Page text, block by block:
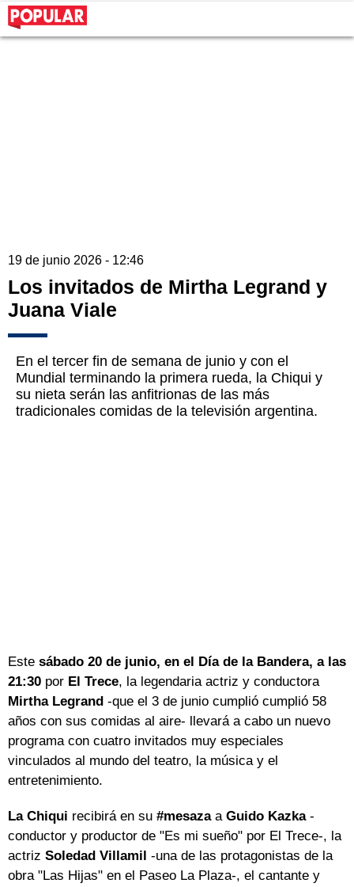
19 de junio 2026 - 12:46
Los invitados de Mirtha Legrand y
Juana Viale
En el tercer fin de semana de junio y con el
Mundial terminando la primera rueda, la Chiqui y
su nieta serán las anfitrionas de las más
tradicionales comidas de la televisión argentina.
Este sábado 20 de junio, en el Día de la Bandera, a las
21:30 por El Trece, la legendaria actriz y conductora
Mirtha Legrand -que el 3 de junio cumplió cumplió 58
años con sus comidas al aire- llevará a cabo un nuevo
programa con cuatro invitados muy especiales
vinculados al mundo del teatro, la música y el
entretenimiento.
La Chiqui recibirá en su #mesazaa Guido Kazka-
conductor y productor de "Es mi sueño" por El Trece-, la
actriz Soledad Villamil -una de las protagonistas de la
obra "Las Hijas" en el Paseo La Plaza-, el cantante y